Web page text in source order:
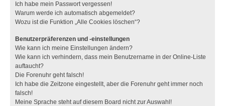
Ich habe mein Passwort vergessen!
Warum werde ich automatisch abgemeldet?
Wozu ist die Funktion „Alle Cookies löschen“?
Benutzerpräferenzen und -einstellungen
Wie kann ich meine Einstellungen ändern?
Wie kann ich verhindern, dass mein Benutzername in der Online-Liste
auftaucht?
Die Forenuhr geht falsch!
Ich habe die Zeitzone eingestellt, aber die Forenuhr geht immer noch
falsch!
Meine Sprache steht auf diesem Board nicht zur Auswahl!